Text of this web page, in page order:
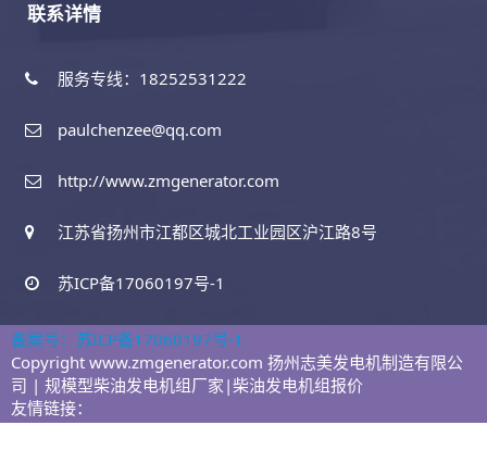
联系详情
服务专线：18252531222
paulchenzee@qq.com
http://www.zmgenerator.com
江苏省扬州市江都区城北工业园区沪江路8号
苏ICP备17060197号-1
备案号：苏ICP备17060197号-1
Copyright www.zmgenerator.com 扬州志美发电机制造有限公
司 | 规模型柴油发电机组厂家|柴油发电机组报价
友情链接：